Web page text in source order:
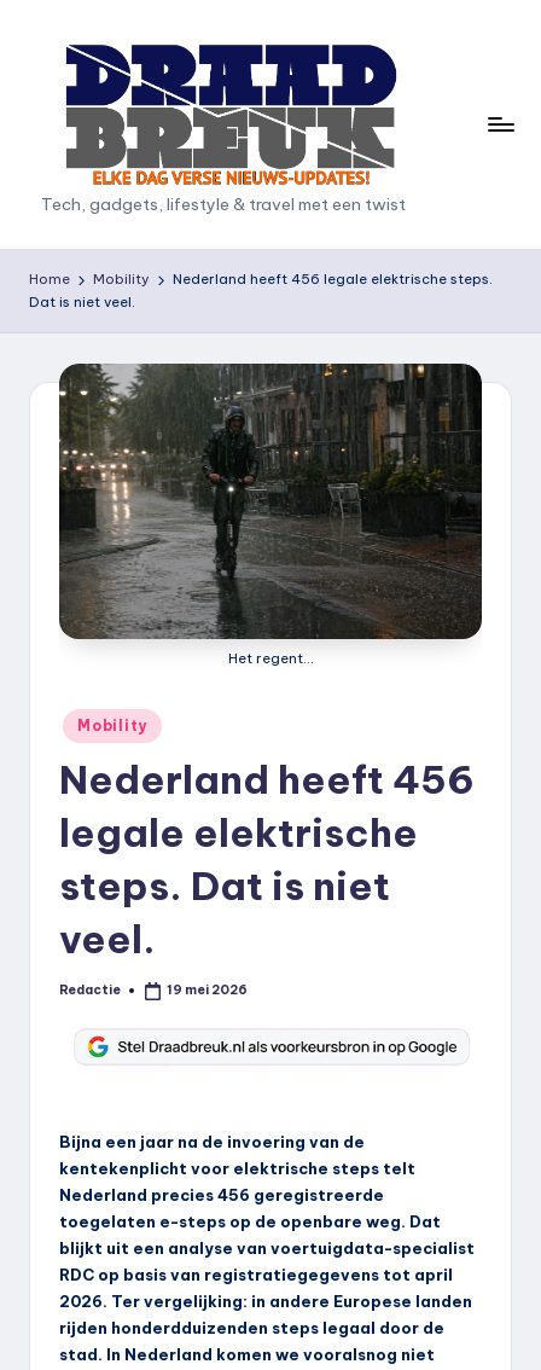
D
r
a
a
b
Tech, gadgets, lifestyle & travel met een twist
Home Mobility
Nederland heeft 456 legale elektrische steps.
Dat is niet veel.
Het regent...
Geplaatst
in
Mobility
Nederland heeft 456
legale elektrische
steps. Dat is niet
veel.
Geplaatst
Redactie 19 mei 2026
Bijna een jaar na de invoering van de
kentekenplicht voor elektrische steps telt
Nederland precies 456 geregistreerde
toegelaten e-steps op de openbare weg. Dat
blijkt uit een analyse van voertuigdata-specialist
RDC op basis van registratiegegevens tot april
2026. Ter vergelijking: in andere Europese landen
rijden honderdduizenden steps legaal door de
stad. In Nederland komen we vooralsnog niet